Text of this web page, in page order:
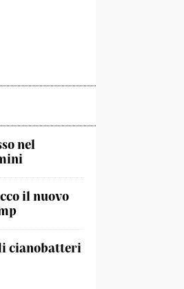
nel
il nuovo
cianobatteri